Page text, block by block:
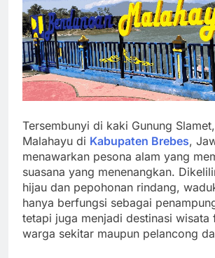
Tersembunyi di kaki Gunung
Malahayu di Kabupaten Brebes,
menawarkan pesona alam yang
suasana yang menenangkan.
hijau dan pepohonan rindang,
hanya berfungsi sebagai
tetapi juga menjadi destinasi wisata
warga sekitar maupun pelancong